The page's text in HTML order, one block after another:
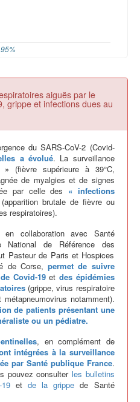
aiguës par le
grippe et infections dues au
du SARS-CoV-2 (Covid-
a évolué. La surveillance
(fièvre supérieure à 39°C,
de myalgies et de signes
par celle des « infections
brutale de fièvre ou
respiratoires).
en collaboration avec Santé
National de Référence des
Pasteur de Paris et Hospices
de Corse,permet de suivre
Covid-19et des épidémies
(grippe, virus respiratoire
notamment).
de patients présentant une
ou un pédiatre.
, en complément de
intégrées à la surveillance
par Santé publique France.
pouvez consulter les bulletins
etde la grippe de Santé